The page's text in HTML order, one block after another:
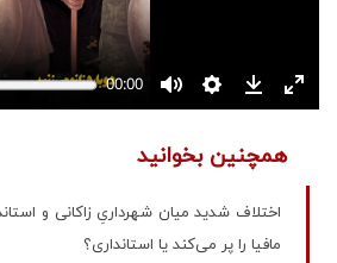
همچنین بخوانید
اختلاف شدید میان شهرداریِ زاکانی و
مافیا را پر می‌کند یا استانداری؟